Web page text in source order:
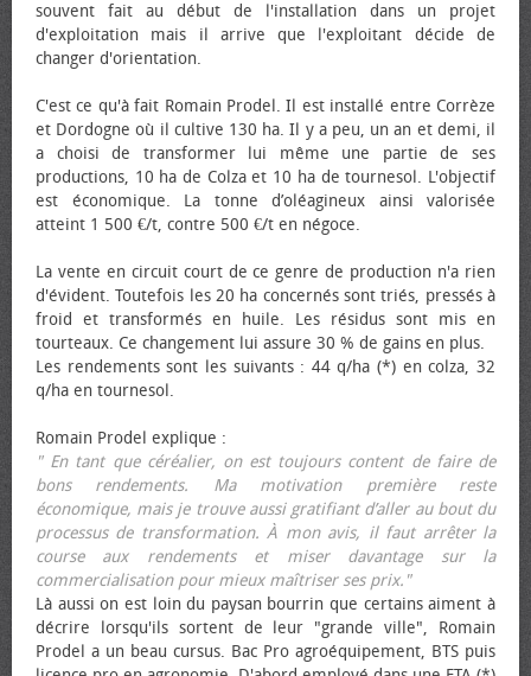
souvent fait au début de l'installation dans un projet
d'exploitation mais il arrive que l'exploitant décide de
changer d'orientation.
C'est ce qu'à fait Romain Prodel. Il est installé entre Corrèze
et Dordogne où il cultive 130 ha. Il y a peu, un an et demi, il
a choisi de transformer lui même une partie de ses
productions, 10 ha de Colza et 10 ha de tournesol. L'objectif
est économique. La tonne d’oléagineux ainsi valorisée
atteint 1 500 €/t, contre 500 €/t en négoce.
La vente en circuit court de ce genre de production n'a rien
d'évident. Toutefois les 20 ha concernés sont triés, pressés à
froid et transformés en huile. Les résidus sont mis en
tourteaux. Ce changement lui assure 30 % de gains en plus.
Les rendements sont les suivants : 44 q/ha (*) en colza, 32
q/ha en tournesol.
Romain Prodel explique :
" En tant que céréalier, on est toujours content de faire de
bons rendements. Ma motivation première reste
économique, mais je trouve aussi gratifiant d’aller au bout du
processus de transformation. À mon avis, il faut arrêter la
course aux rendements et miser davantage sur la
commercialisation pour mieux maîtriser ses prix."
Là aussi on est loin du paysan bourrin que certains aiment à
décrire lorsqu'ils sortent de leur "grande ville", Romain
Prodel a un beau cursus. Bac Pro agroéquipement, BTS puis